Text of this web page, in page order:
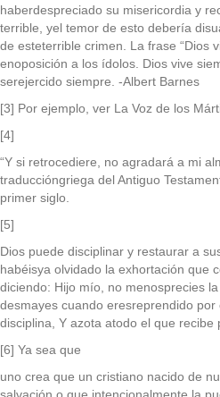
haberdespreciado su misericordia y
terrible, yel temor de esto debería
de esteterrible crimen. La frase “Dios
enoposición a los ídolos. Dios vive
serejercido siempre. -Albert Barnes
[3] Por ejemplo, ver La Voz de los
[4]
“Y si retrocediere, no agradará a mi
traduccióngriega del Antiguo
primer siglo.
[5]
Dios puede disciplinar y restaurar a
habéisya olvidado la exhortación que
diciendo: Hijo mío, no menosprecies
desmayes cuando eresreprendido por
disciplina, Y azota atodo el que
[6] Ya sea que
uno crea que un cristiano nacido de